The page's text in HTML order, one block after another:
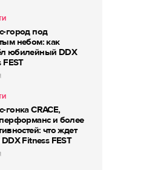
город под
небом: как
юбилейный DDX
FEST
гонка CRACE,
и более
что ждет
DDX Fitness FEST